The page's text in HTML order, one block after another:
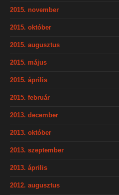
2015. november
2015. október
2015. augusztus
2015. május
2015. április
2015. február
2013. december
2013. október
2013. szeptember
2013. április
2012. augusztus